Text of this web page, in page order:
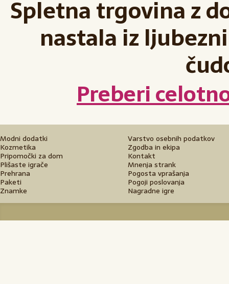
Spletna trgovina z
nastala iz
Preberi
Modni dodatki
Kozmetika
Pripomočki za dom
Plišaste igrače
Prehrana
Paketi
Znamke
Varstvo osebnih podatkov
Zgodba in ekipa
Kontakt
Mnenja strank
Pogosta vprašanja
Pogoji poslovanja
Nagradne igre